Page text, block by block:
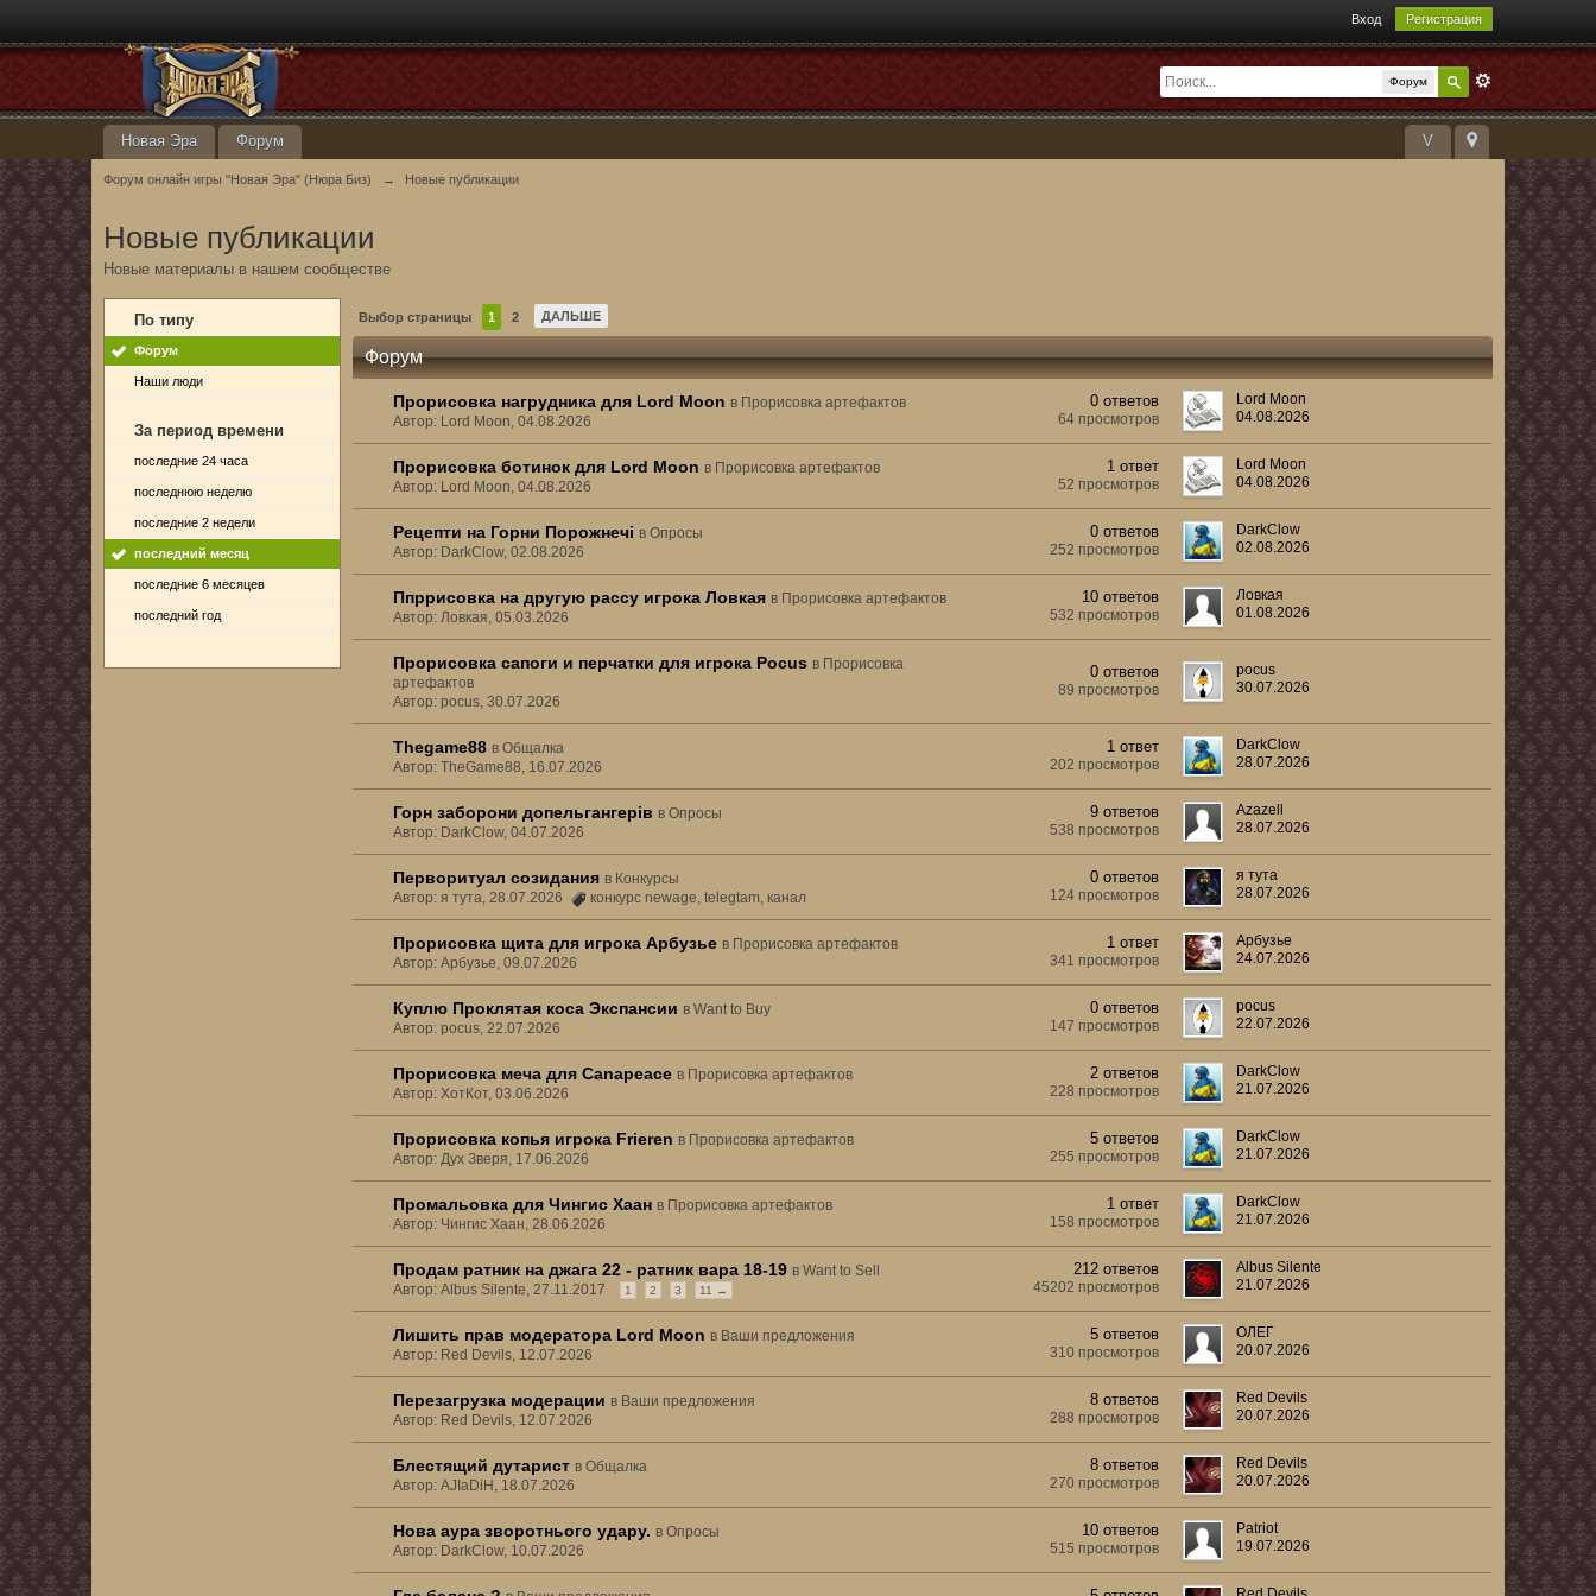
Вход Регистрация
Форум
V
Новая Эра Форум
Форум онлайн игры "Новая Эра" (Нюра Биз) → Новые публикации
Новые публикации
Новые материалы в нашем сообществе
По типу
Форум
Наши люди
За период времени
последние 24 часа
последнюю неделю
последние 2 недели
последний месяц
последние 6 месяцев
последний год
Выбор страницы 1 2 ДАЛЬШЕ
Форум
Прорисовка нагрудника для Lord Moon в Прорисовка артефактов
Автор: Lord Moon, 04.08.2026
0 ответов
64 просмотров
Lord Moon
04.08.2026
Прорисовка ботинок для Lord Moon в Прорисовка артефактов
Автор: Lord Moon, 04.08.2026
1 ответ
52 просмотров
Lord Moon
04.08.2026
Рецепти на Горни Порожнечі вОпросы
Автор: DarkClow, 02.08.2026
0 ответов
252 просмотров
DarkClow
02.08.2026
Ппррисовка на другую рассу игрока Ловкая в Прорисовка артефактов
Автор: Ловкая, 05.03.2026
10 ответов
532 просмотров
Ловкая
01.08.2026
Прорисовка сапоги и перчатки для игрока Pocus в Прорисовка
артефактов
Автор: pocus, 30.07.2026
0 ответов
89 просмотров
pocus
30.07.2026
Thegame88 вОбщалка
Автор: TheGame88, 16.07.2026
1 ответ
202 просмотров
DarkClow
28.07.2026
Горн заборони допельгангерів вОпросы
Автор: DarkClow, 04.07.2026
9 ответов
538 просмотров
Azazell
28.07.2026
Перворитуал созидания в Конкурсы
Автор: я тута, 28.07.2026
конкурс newage,telegtam, канал
0 ответов
124 просмотров
я тута
28.07.2026
Прорисовка щита для игрока Арбузье в Прорисовка артефактов
Автор: Арбузье, 09.07.2026
1 ответ
341 просмотров
Арбузье
24.07.2026
Куплю Проклятая коса Экспансии вWant to Buy
Автор: pocus, 22.07.2026
0 ответов
147 просмотров
pocus
22.07.2026
Прорисовка меча для Canapeace в Прорисовка артефактов
Автор: ХотКот, 03.06.2026
2 ответов
228 просмотров
DarkClow
21.07.2026
Прорисовка копья игрока Frieren в Прорисовка артефактов
Автор: Дух Зверя, 17.06.2026
5 ответов
255 просмотров
DarkClow
21.07.2026
Промальовка для Чингис Хаан в Прорисовка артефактов
Автор: Чингис Хаан, 28.06.2026
1 ответ
158 просмотров
DarkClow
21.07.2026
Продам ратник на джага 22 - ратник вара 18-19 вWant to Sell
Автор: Albus Silente, 27.11.2017
1 2 3 11 →
212 ответов
45202 просмотров
Albus Silente
21.07.2026
Лишить прав модератора Lord Moon в Ваши предложения
Автор: Red Devils, 12.07.2026
5 ответов
310 просмотров
ОЛЕГ
20.07.2026
Перезагрузка модерации в Ваши предложения
Автор: Red Devils, 12.07.2026
8 ответов
288 просмотров
Red Devils
20.07.2026
Блестящий дутарист вОбщалка
Автор: AJIaDiH, 18.07.2026
8 ответов
270 просмотров
Red Devils
20.07.2026
Нова аура зворотнього удару. вОпросы
Автор: DarkClow, 10.07.2026
10 ответов
515 просмотров
Patriot
19.07.2026